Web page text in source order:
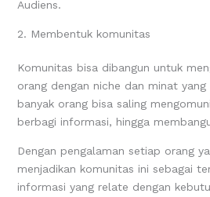
Audiens.
2. Membentuk komunitas
Komunitas bisa dibangun untuk
orang dengan niche dan minat yang
banyak orang bisa saling
berbagi informasi, hingga
Dengan pengalaman setiap orang
menjadikan komunitas ini sebagai
informasi yang relate dengan